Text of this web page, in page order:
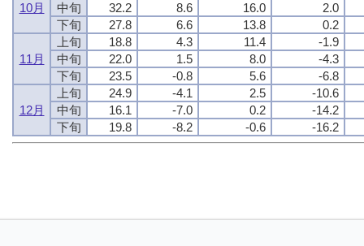
10月
中旬
32.2 8.6 16.0
2.0
下旬
27.8 6.6 13.8 0.2
11月
上旬 18.8 4.3 11.4
-1.9
中旬
22.0 1.5 8.0
-4.3
下旬
23.5 -0.8 5.6 -6.8
12月
上旬 24.9 -4.1 2.5
-10.6
中旬
16.1 -7.0 0.2
-14.2
下旬
19.8 -8.2 -0.6 -16.2